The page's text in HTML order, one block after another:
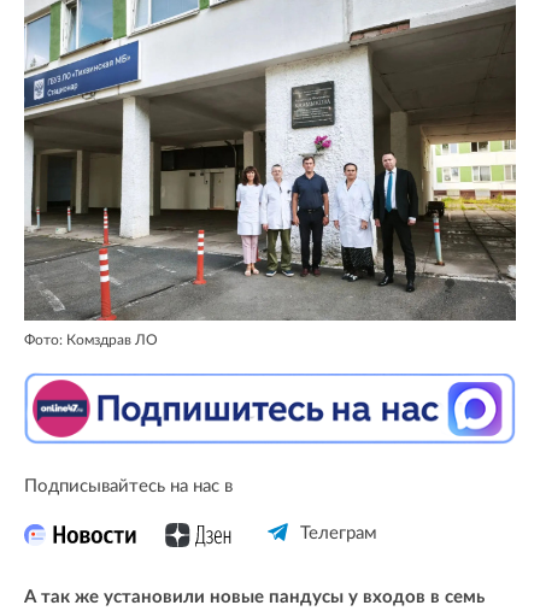
Фото: Комздрав ЛО
Подписывайтесь на нас в
Телеграм
А так же установили новые пандусы у входов в семь